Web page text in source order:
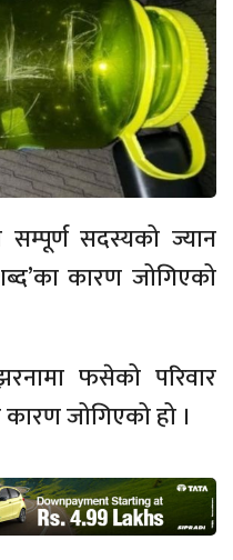
सम्पूर्ण सदस्यको ज्यान
कारण जोगिएको
फसेको परिवार
जोगिएको हो ।